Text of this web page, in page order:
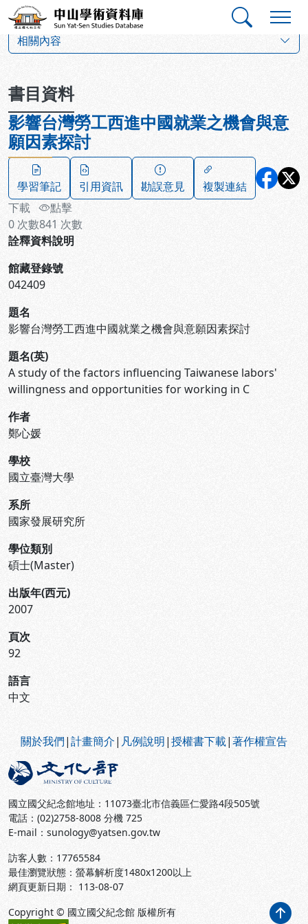
跳到主要內容
中山學術資料庫
相關內容
書目資料
影響台灣勞工西進中國就業之機會與意
願因素探討
學習筆記 引用資訊 勘誤意見
複製連結
下載
0 次數
點擊
841 次數
詮釋資料說明
館藏登錄號
042409
題名
影響台灣勞工西進中國就業之機會與意願因素探討
題名(英)
A study of the factors influencing Taiwanese labors'
willingness and opportunities for working in C
作者
鄭心媛
學校
國立臺灣大學
系所
國家發展研究所
學位類別
碩士(Master)
出版年(西元)
2007
頁次
92
語言
中文
關於我們|計畫簡介| 凡例說明|授權書下載|著作權宣告
國立國父紀念館地址：11073臺北市信義區仁愛路4段505號
電話：(02)2758-8008 分機 725
E-mail：sunology@yatsen.gov.tw
訪客人數： 17765584
最佳瀏覽狀態：螢幕解析度1480x1200以上
網頁更新日期： 113-08-07
Copyright © 國立國父紀念館 版權所有